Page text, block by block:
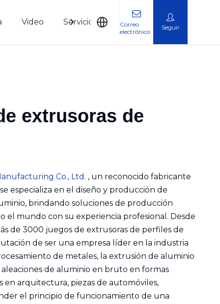
Video Servicio Noticias Contáctenos
Correo
electrónico
Seguir
extrusoras de
Co., Ltd. , un reconocido fabricante
especializa en el diseño y producción de
brindando soluciones de producción
el mundo con su experiencia profesional. Desde
de 3000 juegos de extrusoras de perfiles de
de ser una empresa líder en la industria
de metales, la extrusión de aluminio
de aluminio en bruto en formas
en arquitectura, piezas de automóviles,
el principio de funcionamiento de una